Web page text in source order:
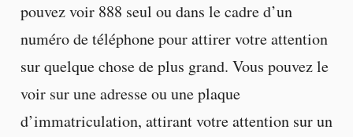
pouvez voir 888 seul ou dans le cadre d’un
numéro de téléphone pour attirer votre attention
sur quelque chose de plus grand. Vous pouvez le
voir sur une adresse ou une plaque
d’immatriculation, attirant votre attention sur un